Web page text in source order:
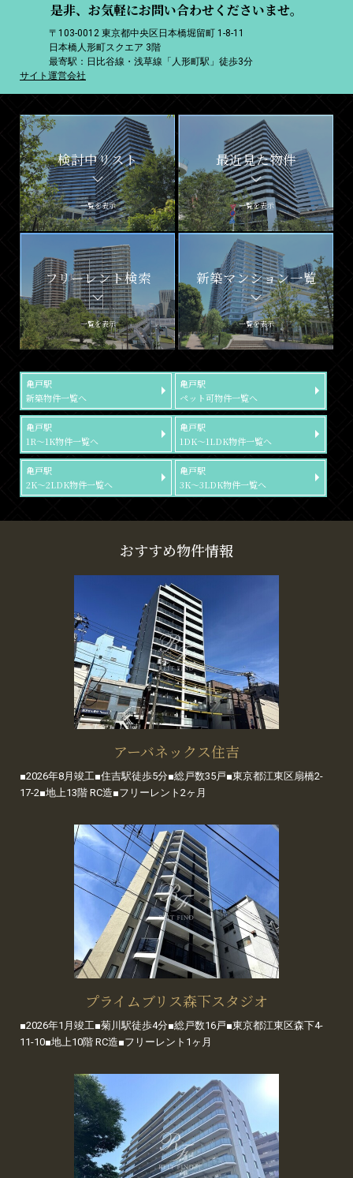
是非、お気軽にお問い合わせくださいませ。
〒103-0012 東京都中央区日本橋堀留町 1-8-11
日本橋人形町スクエア 3階
最寄駅：日比谷線・浅草線「人形町駅」徒歩3分
サイト運営会社
検討中リスト
一覧を表示
最近見た物件
一覧を表示
フリーレント検索
一覧を表示
新築マンション一覧
一覧を表示
亀戸駅
新築物件一覧へ
亀戸駅
ペット可物件一覧へ
亀戸駅
1R～1K物件一覧へ
亀戸駅
1DK～1LDK物件一覧へ
亀戸駅
2K～2LDK物件一覧へ
亀戸駅
3K～3LDK物件一覧へ
おすすめ物件情報
アーバネックス住吉
■2026年8月竣工■住吉駅徒歩5分■総戸数35戸■東京都江東区扇橋2-
17-2■地上13階 RC造■フリーレント2ヶ月
プライムブリス森下スタジオ
■2026年1月竣工■菊川駅徒歩4分■総戸数16戸■東京都江東区森下4-
11-10■地上10階 RC造■フリーレント1ヶ月